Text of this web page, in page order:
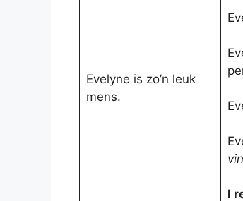
Evelyne is zo’n leuk
mens.
I